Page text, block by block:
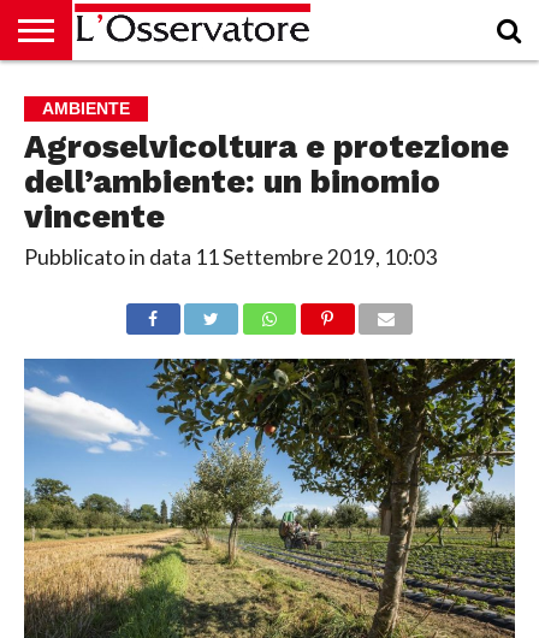
CULTURA
ECONOMIA
RUBRICHE
ARCHIVIO
PODCAST
ABBONAMENTO
CHI
SIAMO
ACCEDI
AMBIENTE
Agroselvicoltura e protezione
dell’ambiente: un binomio
vincente
Pubblicato in data 11 Settembre 2019, 10:03